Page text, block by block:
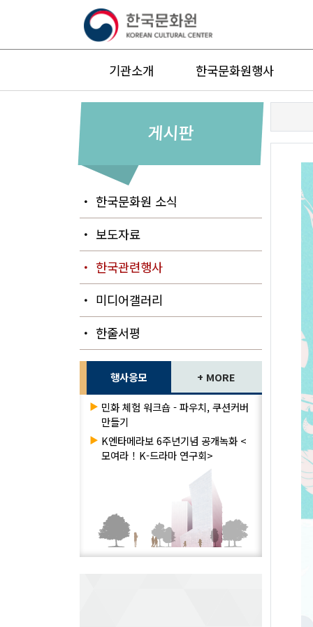
기관소개 한국문화원행사
게시판
・ 한국문화원 소식
・ 보도자료
・ 한국관련행사
・ 미디어갤러리
・ 한줄서평
행사응모 + MORE
▶ 민화 체험 워크숍 - 파우치, 쿠션커버
만들기
▶ K엔타메라보 6주년기념 공개녹화 <
모여라！K-드라마 연구회>